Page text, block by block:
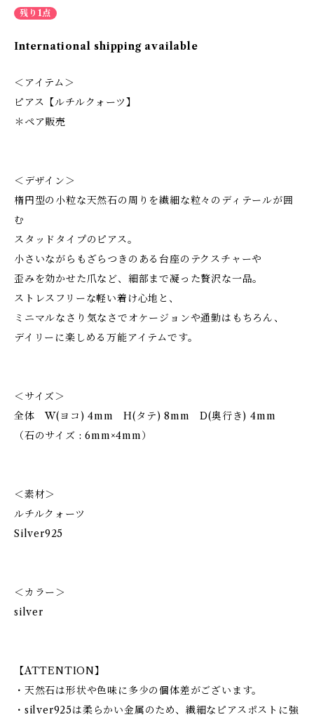
残り1点
International shipping available
＜アイテム＞
ピアス【ルチルクォーツ】
＊ペア販売
＜デザイン＞
楕円型の小粒な天然石の周りを繊細な粒々のディテールが囲
む
スタッドタイプのピアス。
小さいながらもざらつきのある台座のテクスチャーや
歪みを効かせた爪など、細部まで凝った贅沢な一品。
ストレスフリーな軽い着け心地と、
ミニマルなさり気なさでオケージョンや通勤はもちろん、
デイリーに楽しめる万能アイテムです。
＜サイズ＞
全体 W(ヨコ) 4mm H(タテ) 8mm D(奥行き) 4mm
（石のサイズ : 6mm×4mm）
＜素材＞
ルチルクォーツ
Silver925
＜カラー＞
silver
【ATTENTION】
・天然石は形状や色味に多少の個体差がございます。
・silver925は柔らかい金属のため、繊細なピアスポストに強